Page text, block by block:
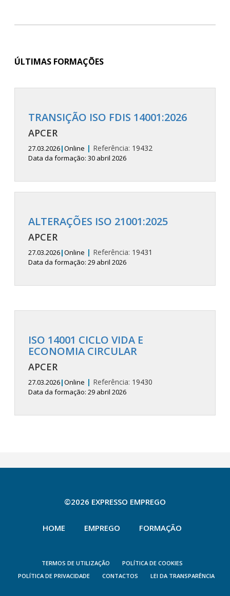
ÚLTIMAS FORMAÇÕES
TRANSIÇÃO ISO FDIS 14001:2026
APCER
27.03.2026|Online | Referência: 19432
Data da formação: 30 abril 2026
ALTERAÇÕES ISO 21001:2025
APCER
27.03.2026|Online | Referência: 19431
Data da formação: 29 abril 2026
ISO 14001 CICLO VIDA E
ECONOMIA CIRCULAR
APCER
27.03.2026|Online | Referência: 19430
Data da formação: 29 abril 2026
©2026 EXPRESSO EMPREGO
HOME EMPREGO FORMAÇÃO
TERMOS DE UTILIZAÇÃO
POLÍTICA DE COOKIES
POLÍTICA DE PRIVACIDADE
CONTACTOS LEI DA TRANSPARÊNCIA